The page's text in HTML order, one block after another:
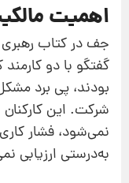
اهمیت
جف در کتاب
گفتگو با دو
بودند، پی برد
شرکت. این کارکنان
نمی‌شود، فشار
به‌درستی ارزیابی